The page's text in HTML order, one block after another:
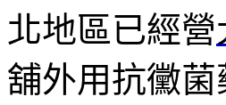
北地區已經營
舖外用抗黴